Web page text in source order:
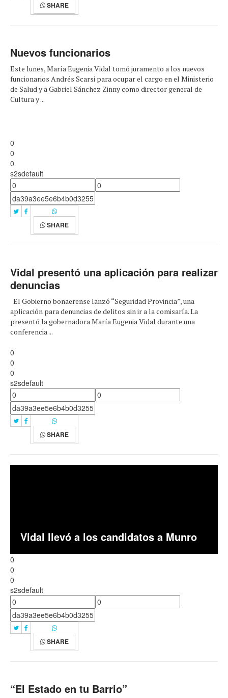
SHARE
Nuevos funcionarios
Este lunes, María Eugenia Vidal tomó juramento a los nuevos
funcionarios Andrés Scarsi para ocupar el cargo en el Ministerio
de Salud y a Gabriel Sánchez Zinny como director general de
Cultura y ...
0
0
0
s2sdefault
SHARE
Vidal presentó una aplicación para realizar
denuncias
El Gobierno bonaerense lanzó “Seguridad Provincia”, una
aplicación para denuncias de delitos sin ir a la comisaría. La
presentó la gobernadora María Eugenia Vidal durante una
conferencia ...
0
0
0
s2sdefault
SHARE
Vidal llevó a los candidatos a Munro
0
0
0
s2sdefault
SHARE
“El Estado en tu Barrio”